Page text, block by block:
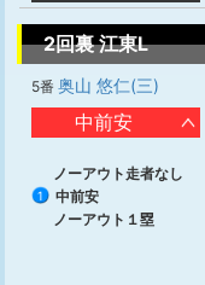
2回裏 江東L
5番 奥山 悠仁(三)
中前安
ノーアウト走者なし
1
中前安
ノーアウト１塁